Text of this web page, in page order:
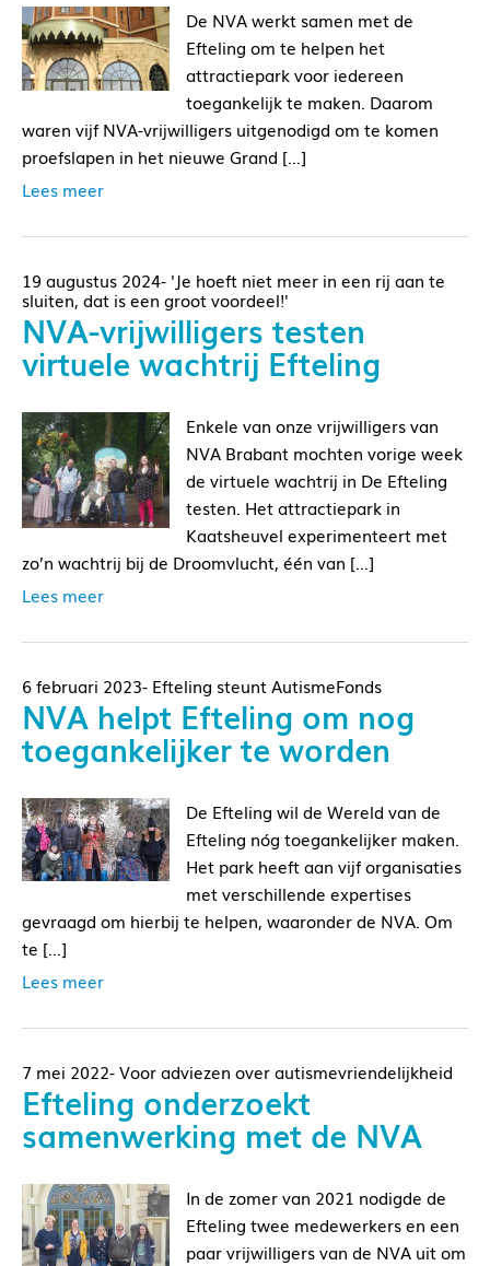
De NVA werkt samen met de
Efteling om te helpen het
attractiepark voor iedereen
toegankelijk te maken. Daarom
waren vijf NVA-vrijwilligers uitgenodigd om te komen
proefslapen in het nieuwe Grand […]
Lees meer
19 augustus 2024- 'Je hoeft niet meer in een rij aan te
sluiten, dat is een groot voordeel!'
NVA-vrijwilligers testen
virtuele wachtrij Efteling
Enkele van onze vrijwilligers van
NVA Brabant mochten vorige week
de virtuele wachtrij in De Efteling
testen. Het attractiepark in
Kaatsheuvel experimenteert met
zo’n wachtrij bij de Droomvlucht, één van […]
Lees meer
6 februari 2023- Efteling steunt AutismeFonds
NVA helpt Efteling om nog
toegankelijker te worden
De Efteling wil de Wereld van de
Efteling nóg toegankelijker maken.
Het park heeft aan vijf organisaties
met verschillende expertises
gevraagd om hierbij te helpen, waaronder de NVA. Om
te […]
Lees meer
7 mei 2022- Voor adviezen over autismevriendelijkheid
Efteling onderzoekt
samenwerking met de NVA
In de zomer van 2021 nodigde de
Efteling twee medewerkers en een
paar vrijwilligers van de NVA uit om